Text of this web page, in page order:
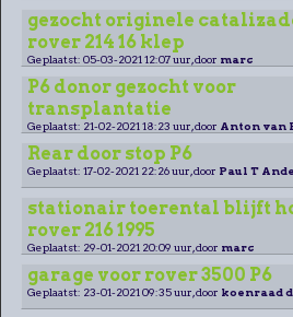
gezocht originele
rover 214 16 klep
Geplaatst: 05-03-2021 12:07 uur, door marc
P6 donor gezocht voor
transplantatie
Geplaatst: 21-02-2021 18:23 uur, door Anton van
Rear door stop P6
Geplaatst: 17-02-2021 22:26 uur, door Paul T
stationair toerental blijft
rover 216 1995
Geplaatst: 29-01-2021 20:09 uur, door marc
garage voor rover 3500 P6
Geplaatst: 23-01-2021 09:35 uur, door koenraad